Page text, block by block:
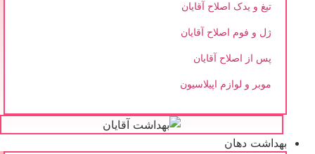
تیغ و یدک اصلاح آقایان
ژل و فوم اصلاح آقایان
پس از اصلاح آقایان
موبر و لوازم اپیلاسیون
بهداشت دهان